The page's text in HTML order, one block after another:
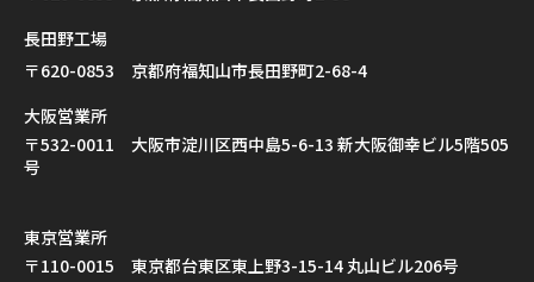
長田野工場
〒620-0853 京都府福知山市長田野町2-68-4
大阪営業所
〒532-0011 大阪市淀川区西中島5-6-13 新大阪御幸ビル5階505
号
東京営業所
〒110-0015 東京都台東区東上野3-15-14 丸山ビル206号